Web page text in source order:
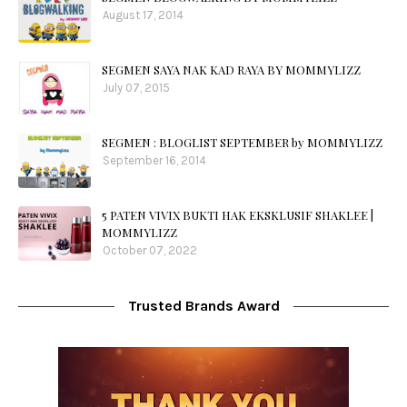
August 17, 2014
SEGMEN SAYA NAK KAD RAYA BY MOMMYLIZZ
July 07, 2015
SEGMEN : BLOGLIST SEPTEMBER by MOMMYLIZZ
September 16, 2014
5 PATEN VIVIX BUKTI HAK EKSKLUSIF SHAKLEE |
MOMMYLIZZ
October 07, 2022
Trusted Brands Award